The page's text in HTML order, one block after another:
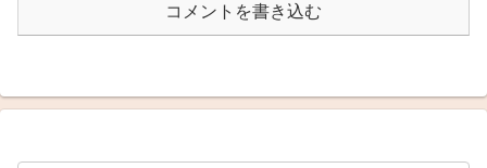
コメントを書き込む